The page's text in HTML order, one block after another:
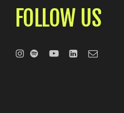
FOLLOW US